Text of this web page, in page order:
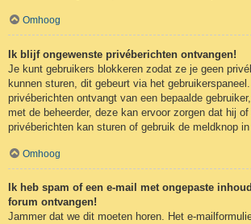
Omhoog
Ik blijf ongewenste privéberichten ontvangen!
Je kunt gebruikers blokkeren zodat ze je geen
kunnen sturen, dit gebeurt via het
privéberichten ontvangt van een bepaalde
met de beheerder, deze kan ervoor zorgen dat hij
privéberichten kan sturen of gebruik de meldknop in
Omhoog
Ik heb spam of een e-mail met ongepaste
forum ontvangen!
Jammer dat we dit moeten horen. Het e-